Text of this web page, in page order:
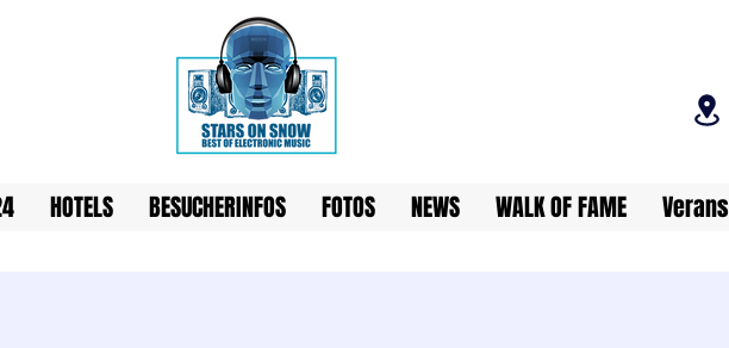
HOTELS BESUCHERINFOS FOTOS NEWS WALK OF FAME